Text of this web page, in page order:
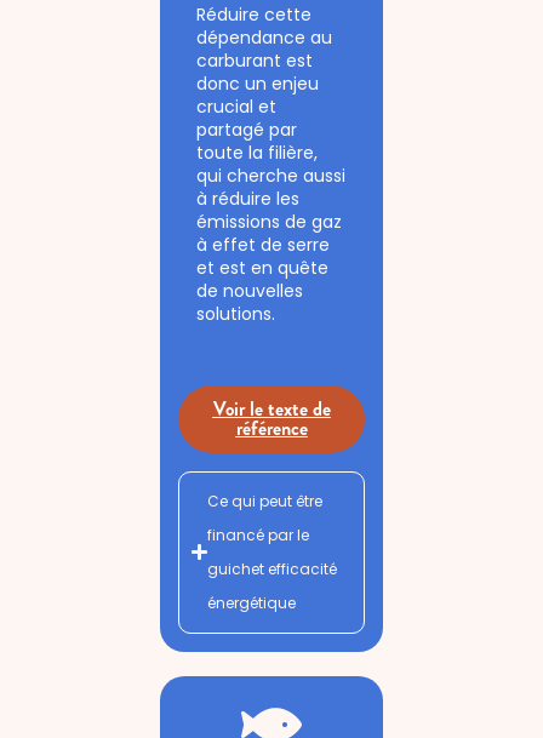
Réduire cette
dépendance au
carburant est
donc un enjeu
crucial et
partagé par
toute la filière,
qui cherche aussi
à réduire les
émissions de gaz
à effet de serre
et est en quête
de nouvelles
solutions.
Voir le texte de
référence
Ce qui peut être
financé par le
guichet efficacité
énergétique